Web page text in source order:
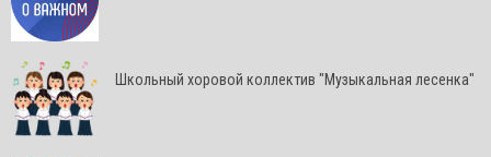
Школьный хоровой коллектив "Музыкальная лесенка"